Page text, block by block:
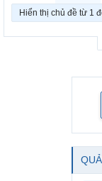
Hiển thị chủ đề từ 1